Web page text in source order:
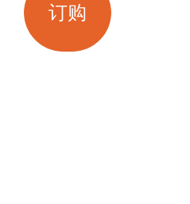
订购